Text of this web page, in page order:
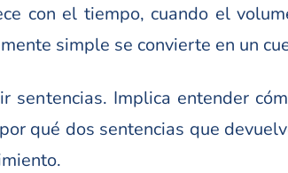
con el tiempo, cuando el
simple se convierte en un
sentencias. Implica entender
qué dos sentencias que